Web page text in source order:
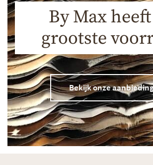
By Max
grootste
Bekijk onze